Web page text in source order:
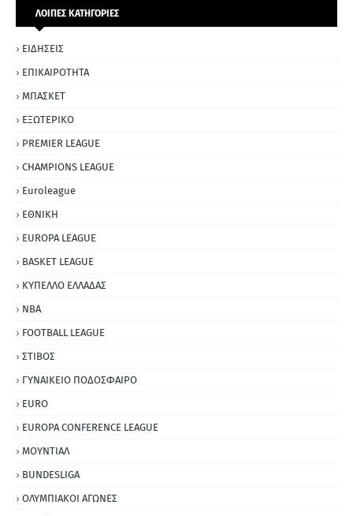
ΛΟΙΠΕΣ ΚΑΤΗΓΟΡΙΕΣ
ΕΙΔΗΣΕΙΣ
ΕΠΙΚΑΙΡΟΤΗΤΑ
ΜΠΑΣΚΕΤ
ΕΞΩΤΕΡΙΚΟ
PREMIER LEAGUE
CHAMPIONS LEAGUE
Euroleague
ΕΘΝΙΚΗ
EUROPA LEAGUE
BASKET LEAGUE
ΚΥΠΕΛΛΟ ΕΛΛΑΔΑΣ
NBA
FOOTBALL LEAGUE
ΣΤΙΒΟΣ
ΓΥΝΑΙΚΕΙΟ ΠΟΔΟΣΦΑΙΡΟ
EURO
EUROPA CONFERENCE LEAGUE
ΜΟΥΝΤΙΑΛ
BUNDESLIGA
ΟΛΥΜΠΙΑΚΟΙ ΑΓΩΝΕΣ